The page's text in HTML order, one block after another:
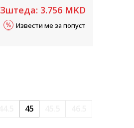
Зштеда: 3.756 MKD
Извести ме за попуст
45